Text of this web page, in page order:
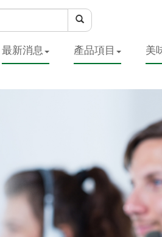
最新消息 產品項目 美